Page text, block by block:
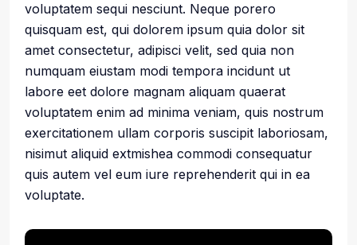
voluptatem sequi nesciunt. Neque porero
quisquam est, qui dolorem ipsum quia dolor sit
amet consectetur, adipisci velit, sed quia non
numquam eiustam modi tempora incidunt ut
labore eet dolore magnam aliquam quaerat
voluptatem enim ad minima veniam, quis nostrum
exercitationem ullam corporis suscipit laboriosam,
nisimut aliquid extmishea commodi consequatur
quis autem vel eum iure reprehenderit qui in ea
voluptate.